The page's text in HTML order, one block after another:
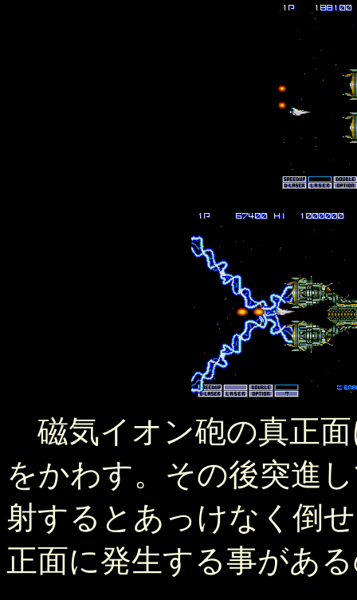
磁気イオン砲の真正
をかわす。その後突進
射するとあっけなく倒
正面に発生する事があ